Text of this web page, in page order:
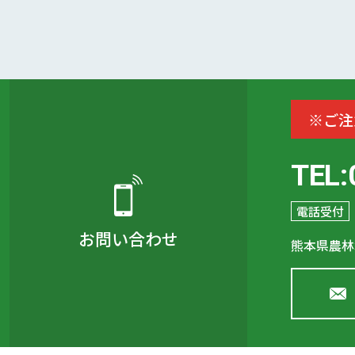
お問い合わせ
※ご
電話受付
熊本県農